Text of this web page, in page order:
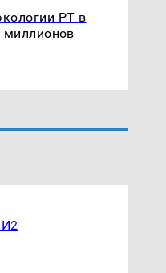
РТ в
миллионов